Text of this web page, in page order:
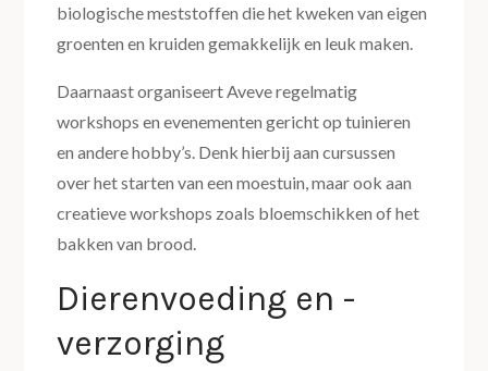
biologische meststoffen die het kweken van eigen
groenten en kruiden gemakkelijk en leuk maken.
Daarnaast organiseert Aveve regelmatig
workshops en evenementen gericht op tuinieren
en andere hobby’s. Denk hierbij aan cursussen
over het starten van een moestuin, maar ook aan
creatieve workshops zoals bloemschikken of het
bakken van brood.
Dierenvoeding en -
verzorging